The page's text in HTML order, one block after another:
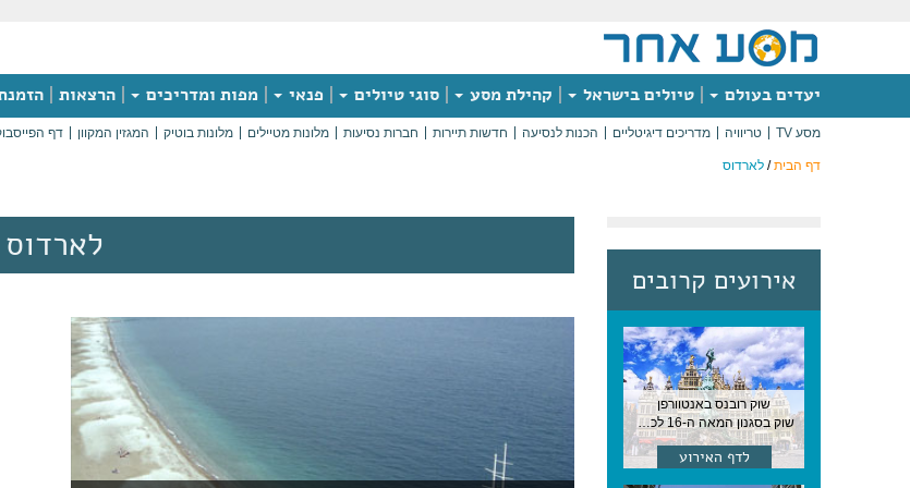
יעדים בעולם טיולים בישראל קהילת מסע סוגי טיולים פנאי מפות ומדריכים הרצאות
מסע TV טריוויה מדריכים דיגיטליים הכנות לנסיעה חדשות תיירות חברות נסיעות מלונות מטיילים מלונות בוטיק המגזין המקוון דף
דף הבית/ לארדוס
אירועים קרובים
שוק רובנס באנטוורפן
שוק בסגנון המאה ה-16 לכבודו של הצייר המפורסם, בן העיר, נערך ב-15 באוגוסט באנטוורפן
לדף האירוע
לארדוס